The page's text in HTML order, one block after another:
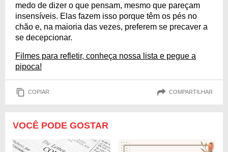
medo de dizer o que pensam, mesmo que pareçam
insensíveis. Elas fazem isso porque têm os pés no
chão e, na maioria das vezes, preferem se precaver a
se decepcionar.
Filmes para refletir, conheça nossa lista e pegue a
pipoca!
COPIAR COMPARTILHAR
VOCÊ PODE GOSTAR